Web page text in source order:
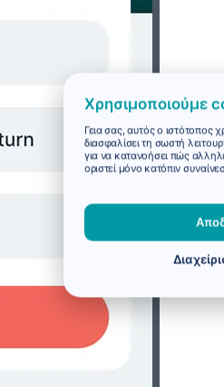
Χρησιμοποιούμε
Γεια σας, αυτός ο ιστότοπος
διασφαλίσει τη σωστή
για να κατανοήσει πώς
οριστεί μόνο κατόπιν